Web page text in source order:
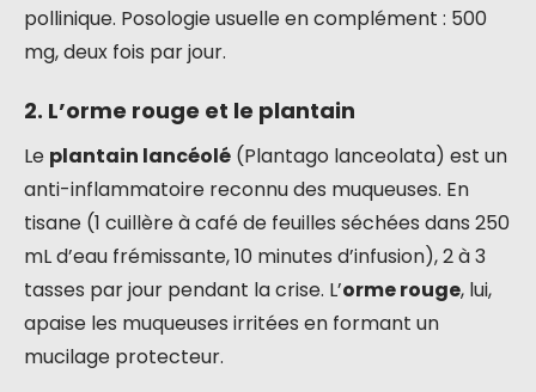
pollinique. Posologie usuelle en complément : 500
mg, deux fois par jour.
2. L’orme rouge et le plantain
Le plantain lancéolé (Plantago lanceolata) est un
anti-inflammatoire reconnu des muqueuses. En
tisane (1 cuillère à café de feuilles séchées dans 250
mL d’eau frémissante, 10 minutes d’infusion), 2 à 3
tasses par jour pendant la crise. L’orme rouge, lui,
apaise les muqueuses irritées en formant un
mucilage protecteur.